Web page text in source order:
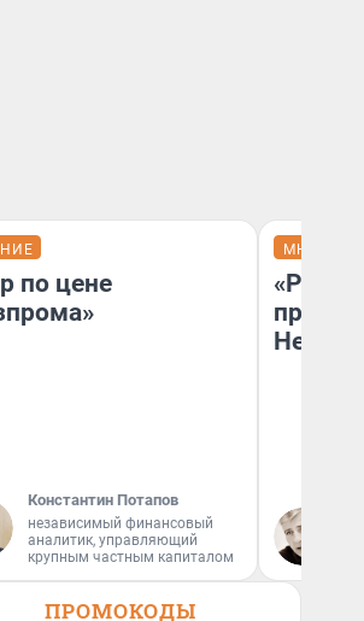
по цене
Константин Потапов
независимый финансовый
аналитик, управляющий
крупным частным капиталом
МНЕНИЕ
ПРОМОКОДЫ